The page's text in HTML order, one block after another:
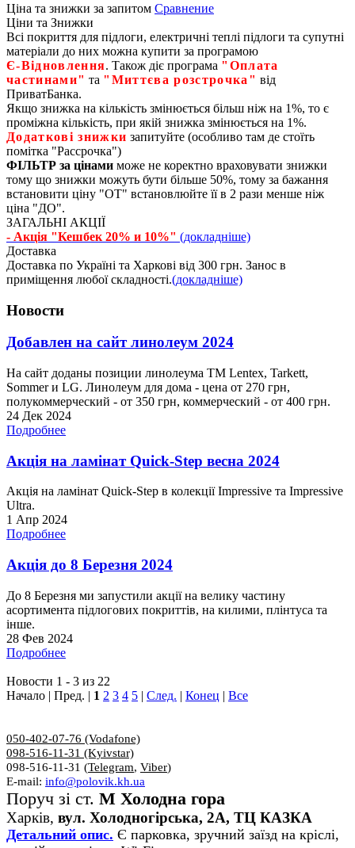
Ціна та знижки за запитом Сравнение
Ціни та Знижки
Всі покриття для підлоги, електричні теплі підлоги та супутні
матеріали до них можна купити за програмою
Є‑Відновлення. Також діє програма "Оплата
частинами" та "Миттєва розстрочка" від
ПриватБанка.
Якщо знижка на кількість змінюється більш ніж на 1%, то є
проміжна кількість, при якій знижка змінюється на 1%.
Додаткові знижки запитуйте (особливо там де стоїть
помітка "Рассрочка")
ФІЛЬТР за цінами може не коректно враховувати знижки
тому що знижки можуть бути більше 50%, тому за бажання
встановити ціну "ОТ" встановлюйте її в 2 рази менше ніж
ціна "ДО".
ЗАГАЛЬНІ АКЦІЇ
- Акція "Кешбек 20% и 10%" (докладніше)
Доставка
Доставка по Україні та Харкові від 300 грн. Занос в
приміщення любої складності.(докладніше)
Новости
Добавлен на сайт линолеум 2024
На сайт доданы позиции линолеума ТМ Lentex, Tarkett,
Sommer и LG. Линолеум для дома - цена от 270 грн,
полукоммерческий - от 350 грн, коммерческий - от 400 грн.
24 Дек 2024
Подробнее
Акція на ламінат Quick-Step весна 2024
Акція на ламінат Quick-Step в колекції Impressive та Impressive
Ultra.
1 Апр 2024
Подробнее
Акція до 8 Березня 2024
До 8 Березня ми запустили акції на велику частину
асортимента підлогових покриттів, на килими, плінтуса та
інше.
28 Фев 2024
Подробнее
Новости 1 - 3 из 22
Начало | Пред. | 1 2 3 4 5 | След. | Конец | Все
050-402-07-76 (Vodafone)
098-516-11-31 (Kyivstar)
098-516-11-31 (Telegram, Viber)
E-mail: info@polovik.kh.ua
Поруч зі ст. М Холодна гора
Харків, вул. Холодногірська, 2А, ТЦ КАЗКА
Детальний опис. Є парковка, зручний заїзд на кріслі,